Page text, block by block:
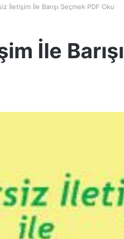
İletişim İle Barışı Seçmek PDF Oku
İle